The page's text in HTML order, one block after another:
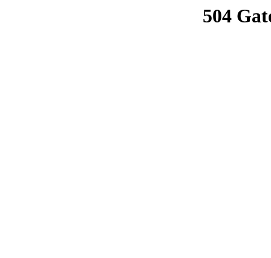
504